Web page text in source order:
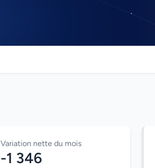
Variation nette du mois
-1 346